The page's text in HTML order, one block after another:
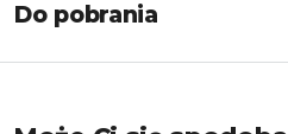
Do pobrania